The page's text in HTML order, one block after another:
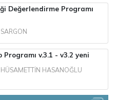
Değerlendirme Programı
SARGON
v.3.1 - v3.2 yeni
HÜSAMETTİN HASANOĞLU